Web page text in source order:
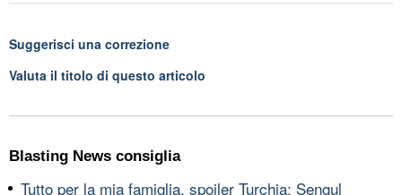
Suggerisci una correzione
Valuta il titolo di questo articolo
Blasting News consiglia
Tutto per la mia famiglia, spoiler Turchia: Sengul